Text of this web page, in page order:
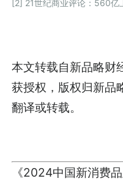
[2] 21世纪商业评论：560亿
本文转载自新品略
获授权，版权归新品
翻译或转载。
《2024中国新消费